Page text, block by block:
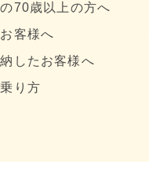
70歳以上の方へ
客様へ
したお客様へ
り方